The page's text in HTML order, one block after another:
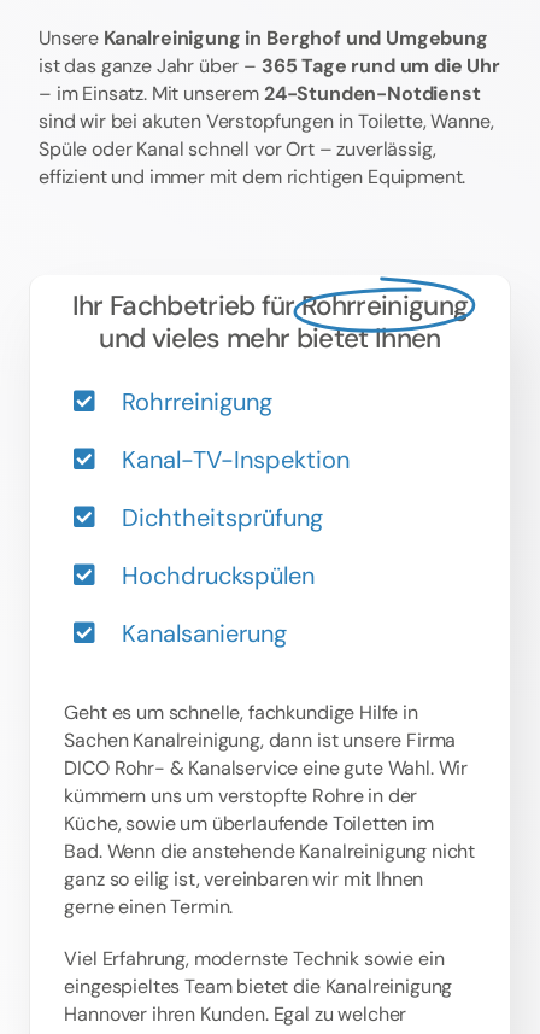
Unsere Kanalreinigung in Berghof und Umgebung
ist das ganze Jahr über – 365 Tage rund um die Uhr
– im Einsatz. Mit unserem24-Stunden-Notdienst
sind wir bei akuten Verstopfungen in Toilette, Wanne,
Spüle oder Kanal schnell vor Ort – zuverlässig,
effizient und immer mit dem richtigen Equipment.
Ihr Fachbetrieb fürRohrreinigung
und vieles mehr bietet Ihnen
Rohrreinigung
Kanal-TV-Inspektion
Dichtheitsprüfung
Hochdruckspülen
Kanalsanierung
Geht es um schnelle, fachkundige Hilfe in
Sachen Kanalreinigung, dann ist unsere Firma
DICO Rohr- & Kanalservice eine gute Wahl. Wir
kümmern uns um verstopfte Rohre in der
Küche, sowie um überlaufende Toiletten im
Bad. Wenn die anstehende Kanalreinigung nicht
ganz so eilig ist, vereinbaren wir mit Ihnen
gerne einen Termin.
Viel Erfahrung, modernste Technik sowie ein
eingespieltes Team bietet die Kanalreinigung
Hannover ihren Kunden. Egal zu welcher